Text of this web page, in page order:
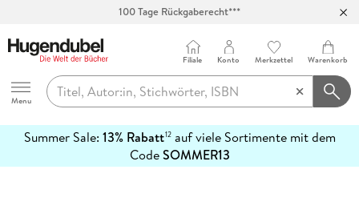
100 Tage Rückgaberecht***
Hugendubel
Menu
Filiale Konto Merkzettel Warenkorb
Summer Sale: 13% Rabatt12auf viele Sortimente mit dem
CodeSOMMER13
erfahren